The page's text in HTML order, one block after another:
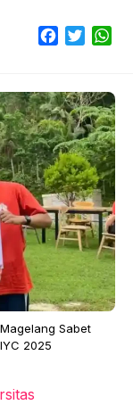
Facebook
Twitter
Sabet
2025